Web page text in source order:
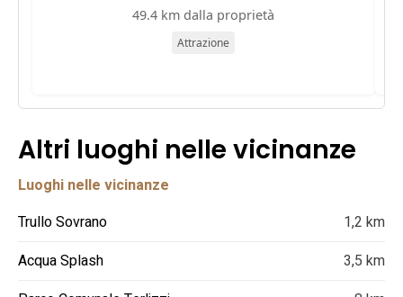
49.4 km dalla proprietà
Attrazione
Altri luoghi nelle vicinanze
Luoghi nelle vicinanze
Trullo Sovrano
1,2 km
Acqua Splash
3,5 km